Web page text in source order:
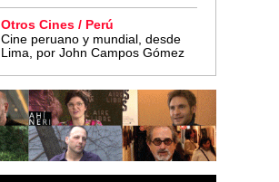
Otros Cines / Perú
Cine peruano y mundial, desde
Lima, por John Campos Gómez